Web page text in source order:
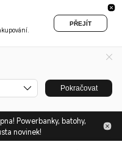
PŘEJÍT
Pokračovat
Powerbanky, batohy,
novinek!